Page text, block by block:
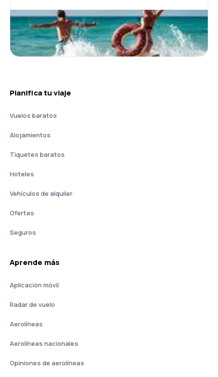
Planifica tu viaje
Vuelos baratos
Alojamientos
Tiquetes baratos
Hoteles
Vehículos de alquiler
Ofertas
Seguros
Aprende más
Aplicación móvil
Radar de vuelo
Aerolíneas
Aerolíneas nacionales
Opiniones de aerolíneas